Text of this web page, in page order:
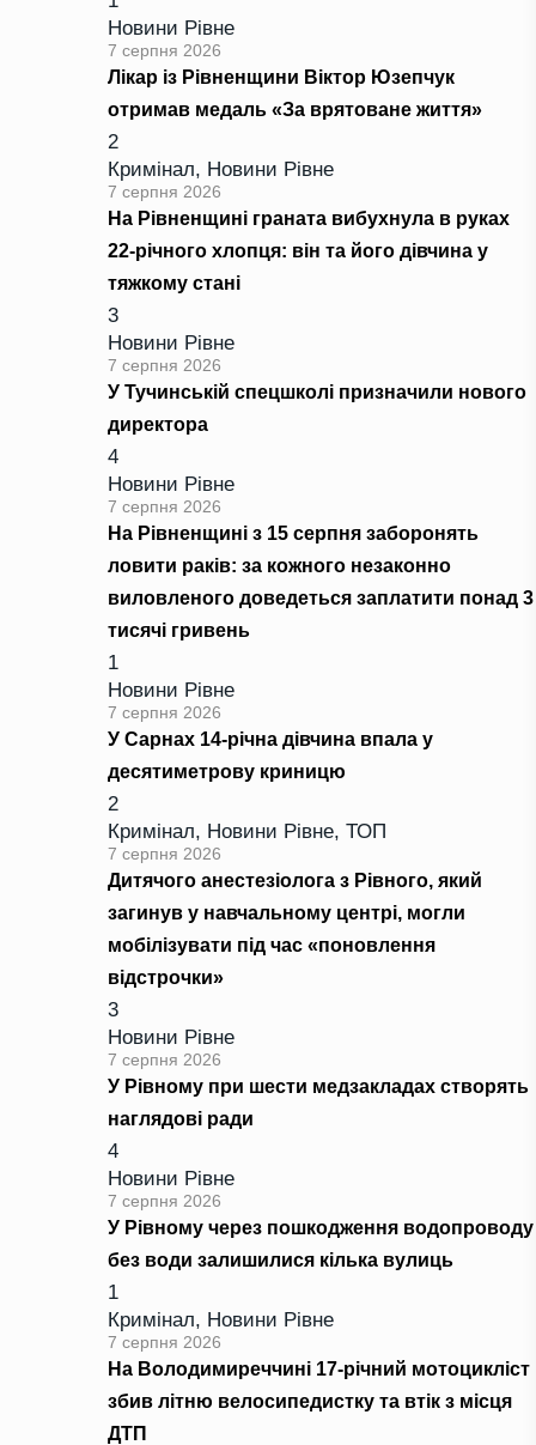
Новини Рівне
7 серпня 2026
Лікар із Рівненщини Віктор Юзепчук
отримав медаль «За врятоване життя»
2
Кримінал, Новини Рівне
7 серпня 2026
На Рівненщині граната вибухнула в руках
22-річного хлопця: він та його дівчина у
тяжкому стані
3
Новини Рівне
7 серпня 2026
У Тучинській спецшколі призначили нового
директора
4
Новини Рівне
7 серпня 2026
На Рівненщині з 15 серпня заборонять
ловити раків: за кожного незаконно
виловленого доведеться заплатити понад 3
тисячі гривень
1
Новини Рівне
7 серпня 2026
У Сарнах 14-річна дівчина впала у
десятиметрову криницю
2
Кримінал, Новини Рівне, ТОП
7 серпня 2026
Дитячого анестезіолога з Рівного, який
загинув у навчальному центрі, могли
мобілізувати під час «поновлення
відстрочки»
3
Новини Рівне
7 серпня 2026
У Рівному при шести медзакладах створять
наглядові ради
4
Новини Рівне
7 серпня 2026
У Рівному через пошкодження водопроводу
без води залишилися кілька вулиць
1
Кримінал, Новини Рівне
7 серпня 2026
На Володимиреччині 17-річний мотоцикліст
збив літню велосипедистку та втік з місця
ДТП